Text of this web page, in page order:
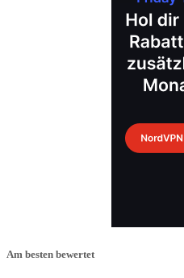
Am besten bewertet